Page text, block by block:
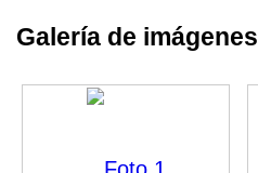
Galería de imágenes